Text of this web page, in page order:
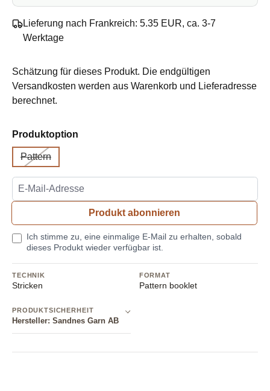
Lieferung nach Frankreich: 5.35 EUR, ca. 3-7
Werktage
Schätzung für dieses Produkt. Die endgültigen
Versandkosten werden aus Warenkorb und Lieferadresse
berechnet.
Produktoption
Pattern
(Ausverkauft)
(Diese Option ist zurzeit nicht verfügbar.)
Produkt abonnieren
Ich stimme zu, eine einmalige E-Mail zu erhalten, sobald
dieses Produkt wieder verfügbar ist.
TECHNIK
Stricken
FORMAT
Pattern booklet
PRODUKTSICHERHEIT
Hersteller: Sandnes Garn AB